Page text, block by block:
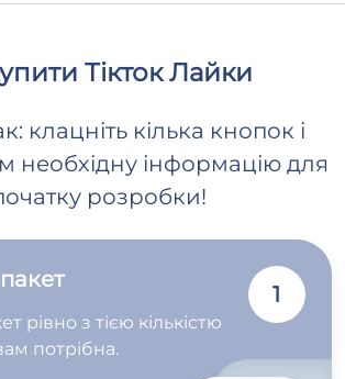
Тікток Лайки
клацніть кілька кнопок і
необхідну інформацію для
розробки!
рівно з тією кількістю
потрібна.
1